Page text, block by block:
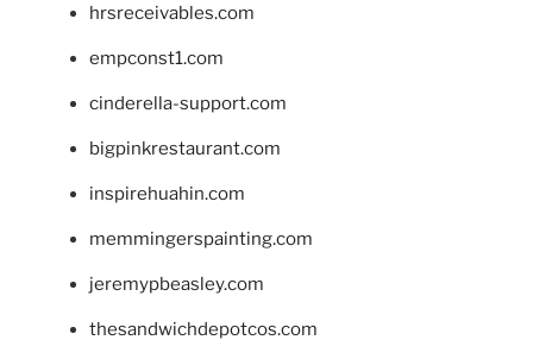
hrsreceivables.com
empconst1.com
cinderella-support.com
bigpinkrestaurant.com
inspirehuahin.com
memmingerspainting.com
jeremypbeasley.com
thesandwichdepotcos.com